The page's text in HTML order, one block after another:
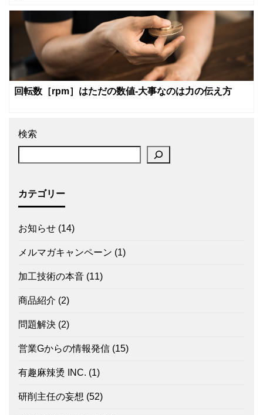
回転数［rpm］はただの数値‐大事なのは力の伝え方
検索
カテゴリー
お知らせ (14)
メルマガキャンペーン (1)
加工技術の本音 (11)
商品紹介 (2)
問題解決 (2)
営業Gからの情報発信 (15)
有趣麻辣烫 INC. (1)
研削主任の妄想 (52)